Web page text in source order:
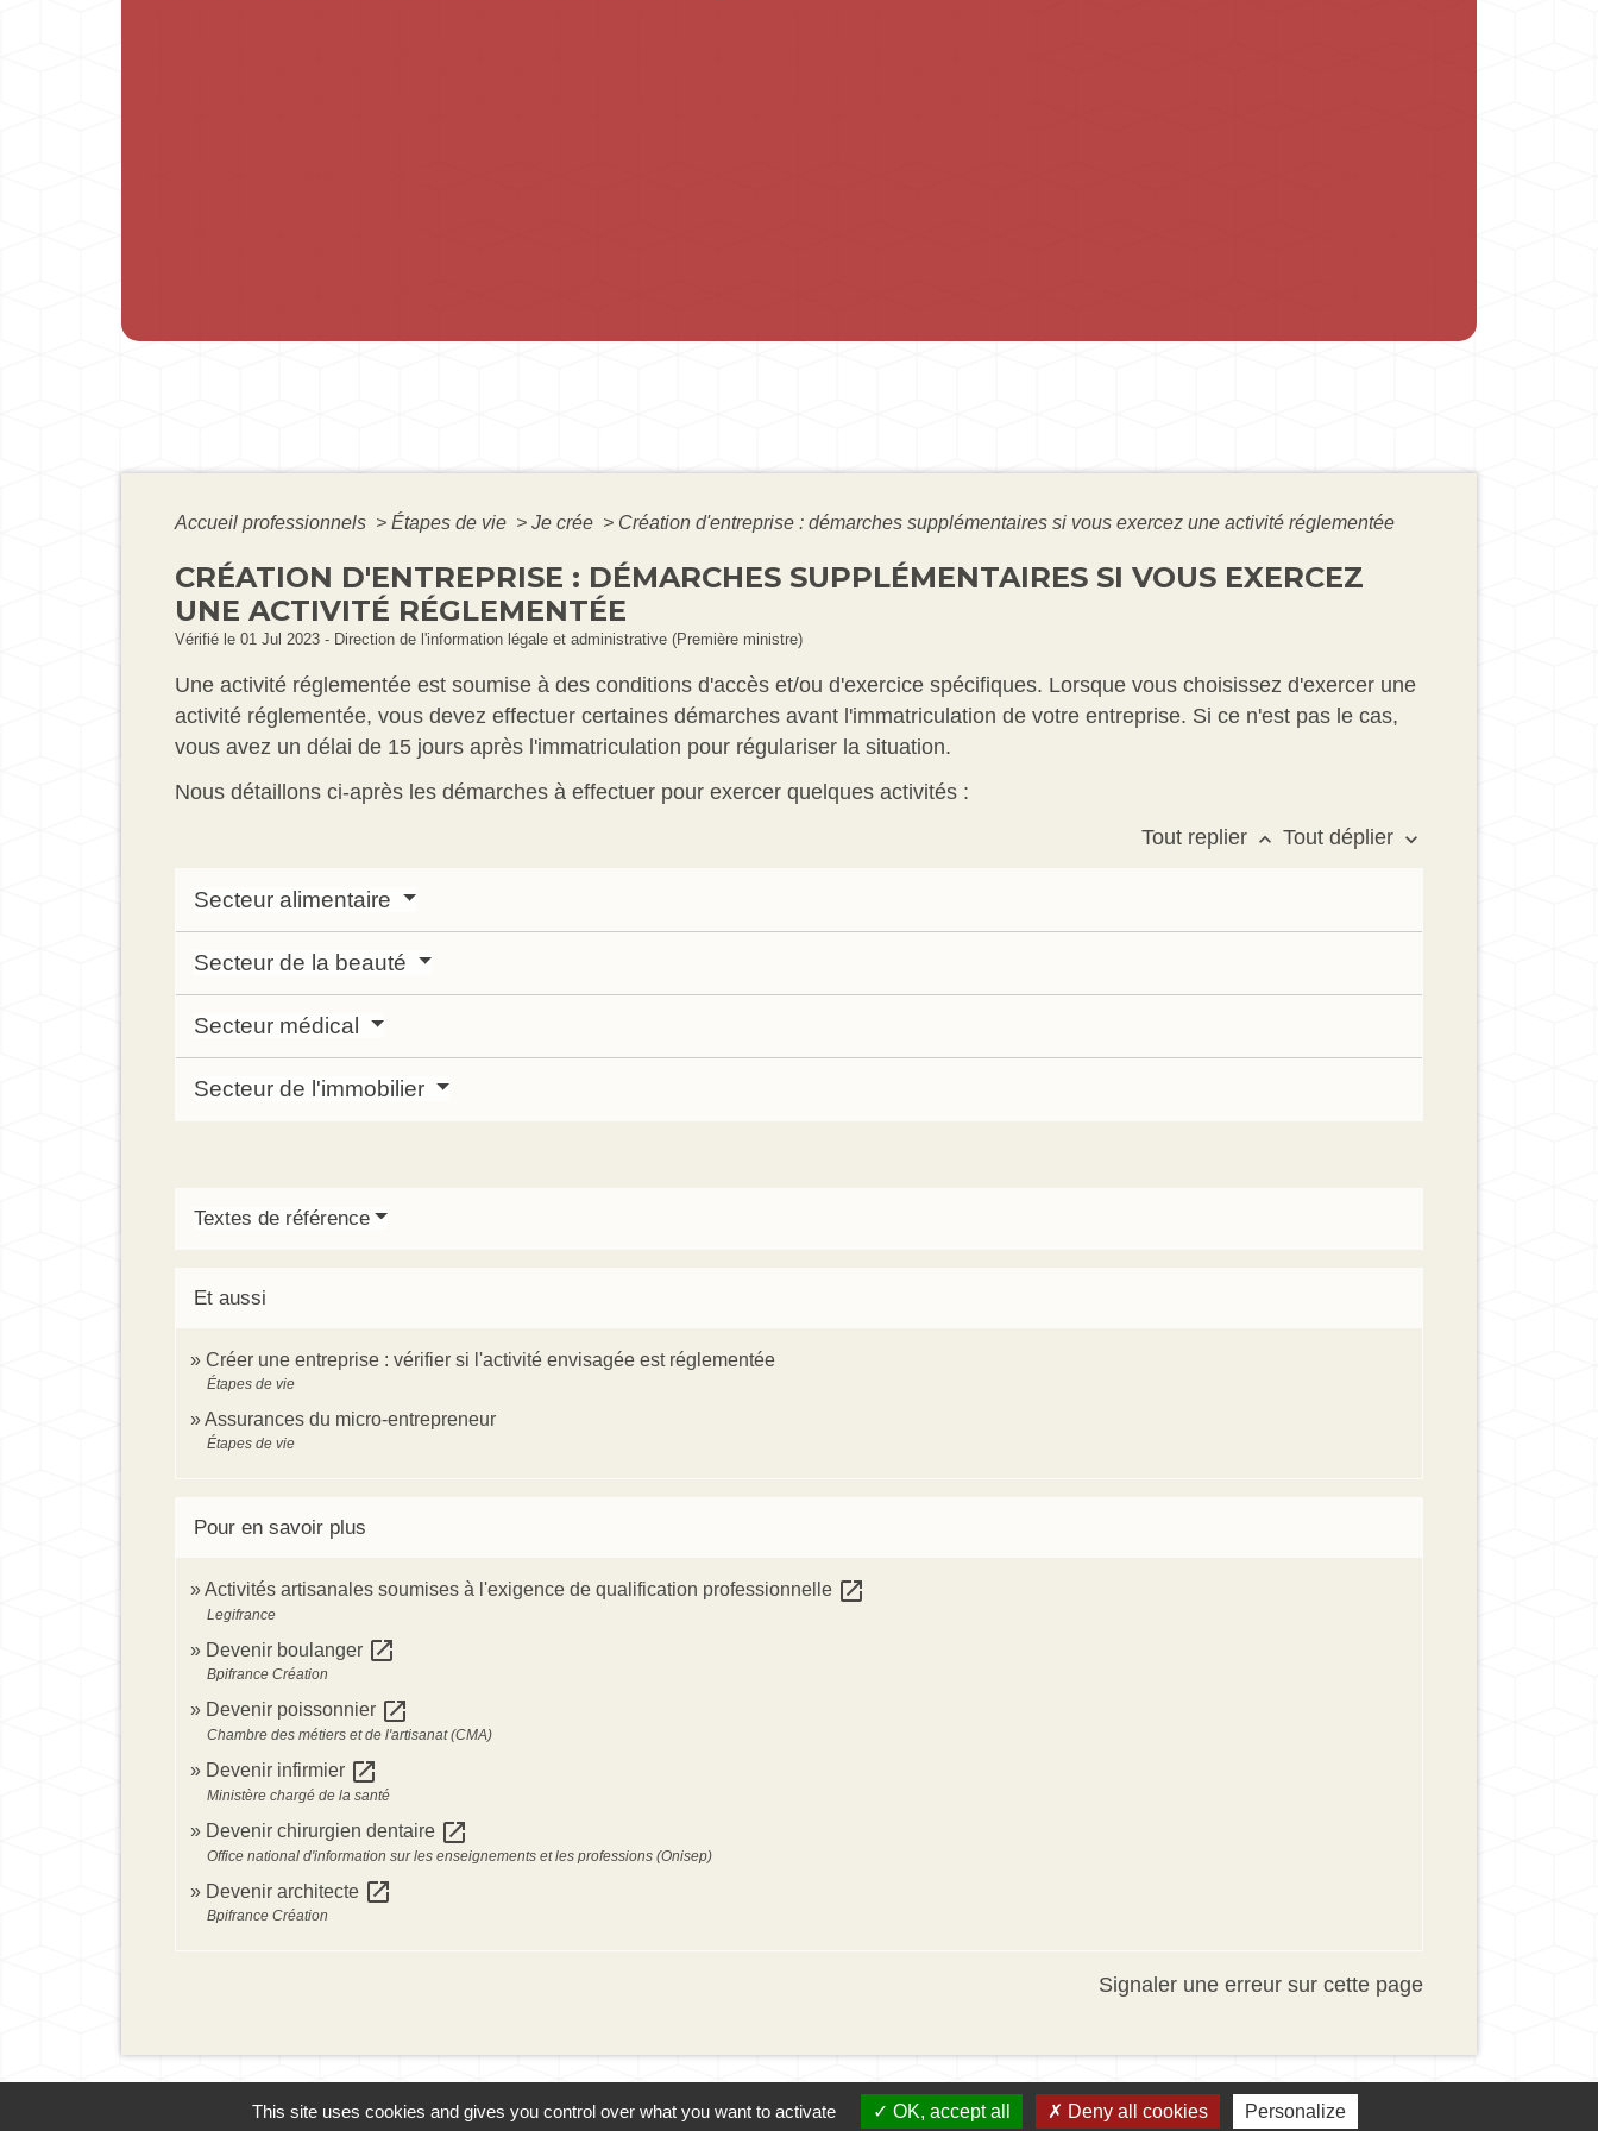
Accueil professionnels > Étapes de vie > Je crée > Création d'entreprise : démarches supplémentaires si vous exercez une activité réglementée
CRÉATION D'ENTREPRISE : DÉMARCHES SUPPLÉMENTAIRES SI VOUS EXERCEZ
UNE ACTIVITÉ RÉGLEMENTÉE
Vérifié le 01 Jul 2023 - Direction de l'information légale et administrative (Première ministre)
Une activité réglementée est soumise à des conditions d'accès et/ou d'exercice spécifiques. Lorsque vous choisissez d'exercer une
activité réglementée, vous devez effectuer certaines démarches avant l'immatriculation de votre entreprise. Si ce n'est pas le cas,
vous avez un délai de 15 jours après l'immatriculation pour régulariser la situation.
Nous détaillons ci-après les démarches à effectuer pour exercer quelques activités :
Tout replier keyboard_arrow_up Tout déplier keyboard_arrow_down
Secteur alimentaire
Secteur de la beauté
Secteur médical
Secteur de l'immobilier
Textes de référence
Et aussi
Créer une entreprise : vérifier si l'activité envisagée est réglementée
Étapes de vie
Assurances du micro-entrepreneur
Étapes de vie
Pour en savoir plus
Activités artisanales soumises à l'exigence de qualification professionnelle open_in_new
Legifrance
Devenir boulanger open_in_new
Bpifrance Création
Devenir poissonnier open_in_new
Chambre des métiers et de l'artisanat (CMA)
Devenir infirmier open_in_new
Ministère chargé de la santé
Devenir chirurgien dentaire open_in_new
Office national d'information sur les enseignements et les professions (Onisep)
Devenir architecte open_in_new
Bpifrance Création
Signaler une erreur sur cette page
This site uses cookies and gives you control over what you want to activate OK, accept all Deny all cookies Personalize